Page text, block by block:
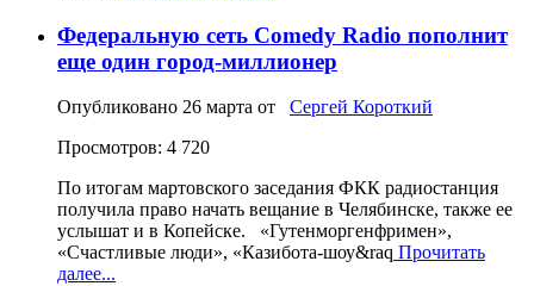
Федеральную сеть Comedy Radio пополнит
еще один город-миллионер
Опубликовано 26 марта от Сергей Короткий
Просмотров: 4 720
По итогам мартовского заседания ФКК радиостанция
получила право начать вещание в Челябинске, также ее
услышат и в Копейске. «Гутенморгенфримен»,
«Счастливые люди», «Казибота-шоу&raq Прочитать
далее...